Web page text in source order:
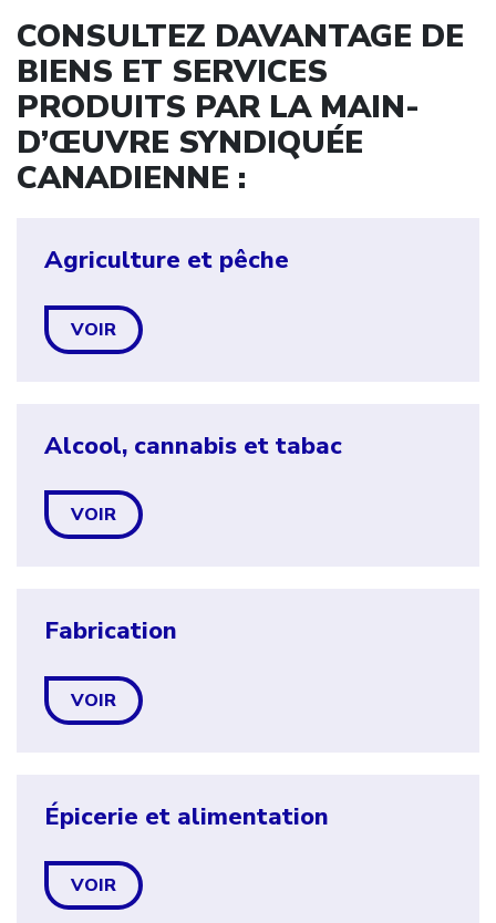
CONSULTEZ DAVANTAGE DE
BIENS ET SERVICES
PRODUITS PAR LA MAIN-
D’ŒUVRE SYNDIQUÉE
CANADIENNE :
Agriculture et pêche
VOIR
Alcool, cannabis et tabac
VOIR
Fabrication
VOIR
Épicerie et alimentation
VOIR